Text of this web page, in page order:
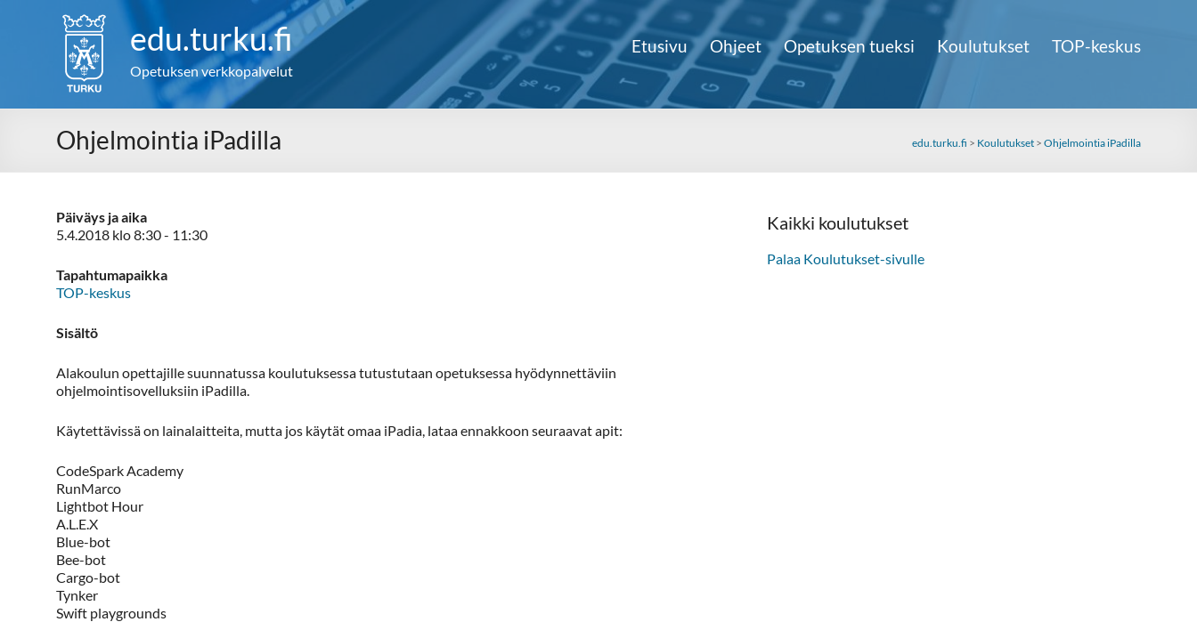
edu.turku.fi
Opetuksen verkkopalvelut
Etusivu Ohjeet Opetuksen tueksi Koulutukset TOP-keskus
Ohjelmointia iPadilla edu.turku.fi > Koulutukset > Ohjelmointia iPadilla
Päiväys ja aika
5.4.2018 klo 8:30 - 11:30
Tapahtumapaikka
TOP-keskus
Sisältö
Alakoulun opettajille suunnatussa koulutuksessa tutustutaan opetuksessa hyödynnettäviin
ohjelmointisovelluksiin iPadilla.
Käytettävissä on lainalaitteita, mutta jos käytät omaa iPadia, lataa ennakkoon seuraavat apit:
CodeSpark Academy
RunMarco
Lightbot Hour
A.L.E.X
Blue-bot
Bee-bot
Cargo-bot
Tynker
Swift playgrounds
Kaikki koulutukset
Palaa Koulutukset-sivulle